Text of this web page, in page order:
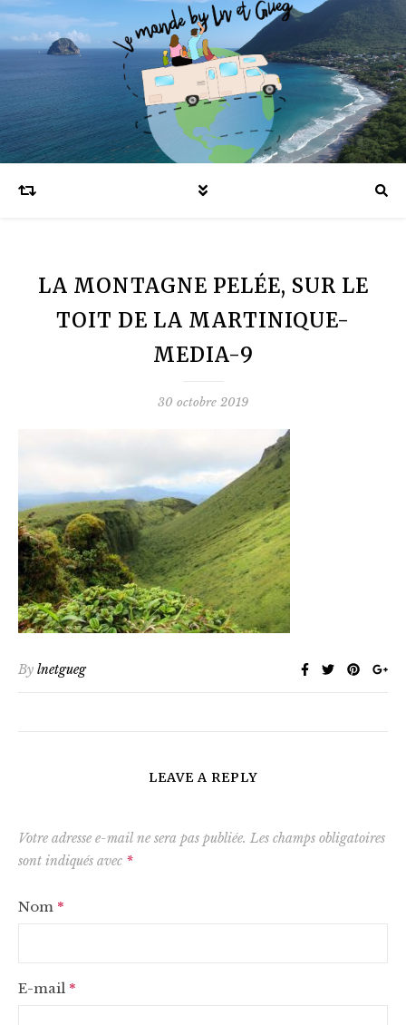
Blog voyages en famille et expatriation
LA MONTAGNE PELÉE, SUR LE
TOIT DE LA MARTINIQUE-
MEDIA-9
30 octobre 2019
By lnetgueg
LEAVE A REPLY
Votre adresse e-mail ne sera pas publiée. Les champs obligatoires
sont indiqués avec *
Nom *
E-mail *